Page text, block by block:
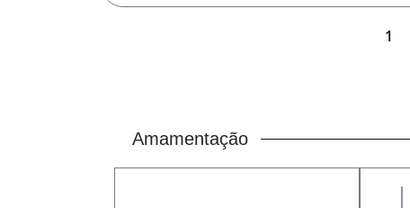
1
Amamentação